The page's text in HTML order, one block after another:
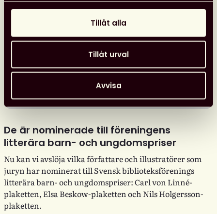
Tillåt alla
Tillåt urval
Avvisa
De är nominerade till föreningens
litterära barn- och ungdomspriser
Nu kan vi avslöja vilka författare och illustratörer som
juryn har nominerat till Svensk biblioteksförenings
litterära barn- och ungdomspriser: Carl von Linné-
plaketten, Elsa Beskow-plaketten och Nils Holgersson-
plaketten.